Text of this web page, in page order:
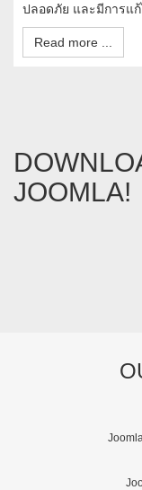
ปลอดภัย และมีการแ
Read more ...
JOOMLA!